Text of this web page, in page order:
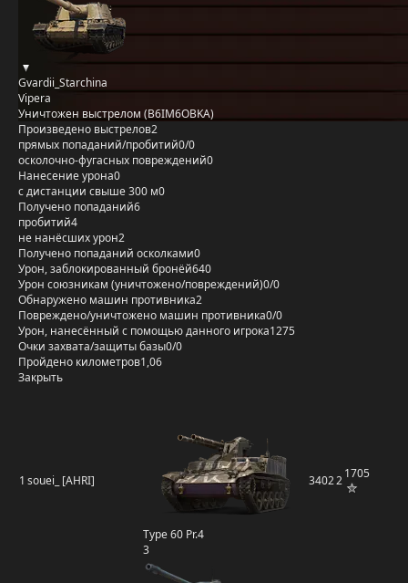
Gvardii_Starchina
Vipera
Уничтожен выстрелом (B6IM6OBKA)
Произведено выстрелов2
прямых попаданий/пробитий0/0
осколочно-фугасных повреждений0
Нанесение урона0
с дистанции свыше 300 м0
Получено попаданий6
пробитий4
не нанёсших урон2
Получено попаданий осколками0
Урон, заблокированный бронёй640
Урон союзникам (уничтожено/повреждений)0/0
Обнаружено машин противника2
Повреждено/уничтожено машин противника0/0
Урон, нанесённый с помощью данного игрока1275
Очки захвата/защиты базы0/0
Пройдено километров1,06
Закрыть
1 souei_ [AHRI]
Type 60 Pr.4
3
340221705